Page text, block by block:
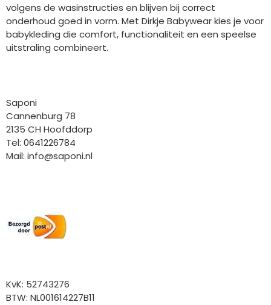
volgens de wasinstructies en blijven bij correct
onderhoud goed in vorm. Met Dirkje Babywear kies je voor
babykleding die comfort, functionaliteit en een speelse
uitstraling combineert.
Saponi
Cannenburg 78
2135 CH Hoofddorp
Tel: 0641226784
Mail: info@saponi.nl
KvK: 52743276
BTW: NL001614227B11